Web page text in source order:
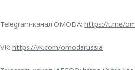
Telegram-канал OMODA: https://t.me/
VK: https://vk.com/omodarussia